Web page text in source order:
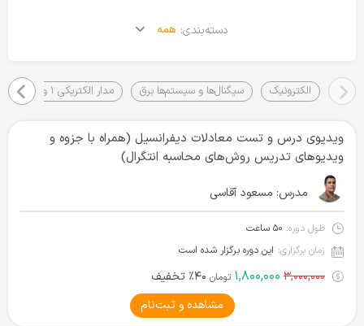
دسته‌بندی: همه
الکترونیک سیگنال‌ها و سیستم‌ها برق مدار الکتریکی ۱ و ۲
ویدیوی درس و تست معادلات دیفرانسیل (همراه با جزوه و
ویدیوهای تدریس روش‌های محاسبه انتگرال)
مدرس: مسعود آقاسی
طول دوره: ۵۰ ساعت
زمان برگزاری: این دوره برگزار شده است
۳,۰۰۰,۰۰۰ ۱,۸۰۰,۰۰۰ تومان ۴۰٪ تخفیف
مشاهده و ثبت‌نام